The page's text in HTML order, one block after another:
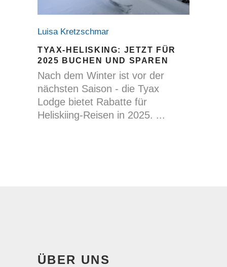
Luisa Kretzschmar
TYAX-HELISKING: JETZT FÜR
2025 BUCHEN UND SPAREN
Nach dem Winter ist vor der
nächsten Saison - die Tyax
Lodge bietet Rabatte für
Heliskiing-Reisen in 2025.
ÜBER UNS